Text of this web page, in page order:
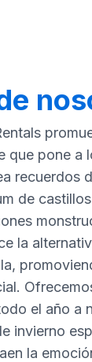
que pone a
recuerdos
de
la
el año a
invierno
la